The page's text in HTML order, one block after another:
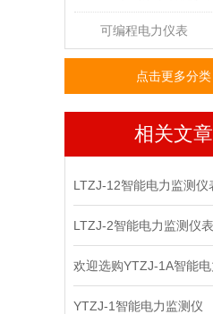
可编程电力仪表
点击更多分类
相关文章
LTZJ-12智能电力监测仪
LTZJ-2智能电力监测仪表
欢迎选购YTZJ-1A智能
YTZJ-1智能电力监测仪